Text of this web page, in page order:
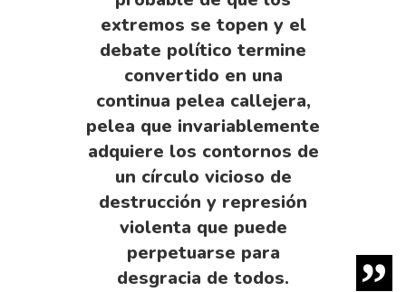
extremos se topen y el
debate político termine
convertido en una
continua pelea callejera,
pelea que invariablemente
adquiere los contornos de
un círculo vicioso de
destrucción y represión
violenta que puede
perpetuarse para
desgracia de todos.